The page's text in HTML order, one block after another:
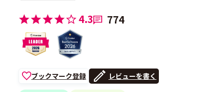
4.3 774
ブックマーク登録 レビューを書く